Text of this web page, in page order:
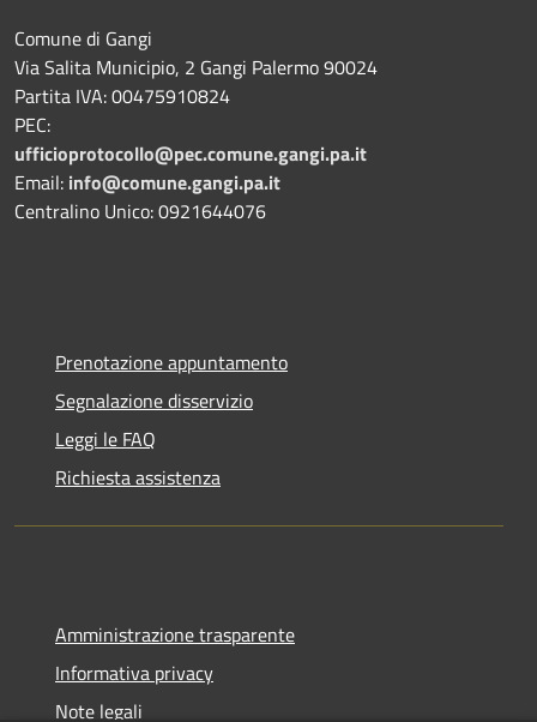
Comune di Gangi
Via Salita Municipio, 2 Gangi Palermo 90024
Partita IVA: 00475910824
PEC:
ufficioprotocollo@pec.comune.gangi.pa.it
Email: info@comune.gangi.pa.it
Centralino Unico: 0921644076
Prenotazione appuntamento
Segnalazione disservizio
Leggi le FAQ
Richiesta assistenza
Amministrazione trasparente
Informativa privacy
Note legali